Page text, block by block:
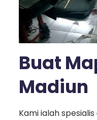
Buat
Madiun
Kami ialah